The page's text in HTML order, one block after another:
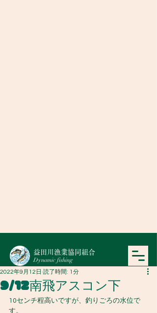
​益田川漁業協同組合
Dynamic fishing
9/12南飛アスコン下
2022年9月12日 読了時間: 1分
10センチ程高いですが、釣りごろの水位で
す。